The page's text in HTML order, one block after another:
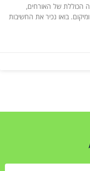
הכוללת של האורחים,
בואו נכיר את החשיבות